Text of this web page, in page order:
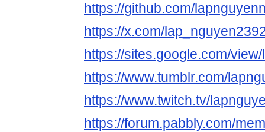
https://github.com/
https://x.com/
https://sites.google.com/
https://www.tumblr.com/
https://www.twitch.tv/
https://forum.pabbly.com/